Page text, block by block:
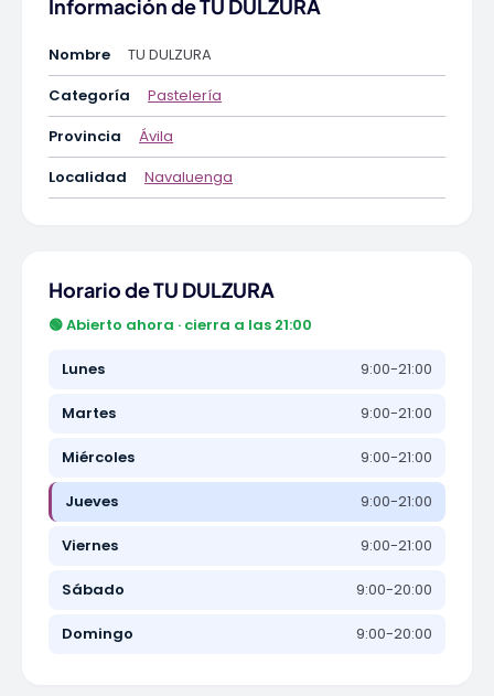
Información de TU DULZURA
Nombre
TU DULZURA
Categoría
Pastelería
Provincia
Ávila
Localidad
Navaluenga
Horario de TU DULZURA
🟢 Abierto ahora · cierra a las 21:00
Lunes 9:00-21:00
Martes 9:00-21:00
Miércoles 9:00-21:00
Jueves 9:00-21:00
Viernes 9:00-21:00
Sábado 9:00-20:00
Domingo 9:00-20:00